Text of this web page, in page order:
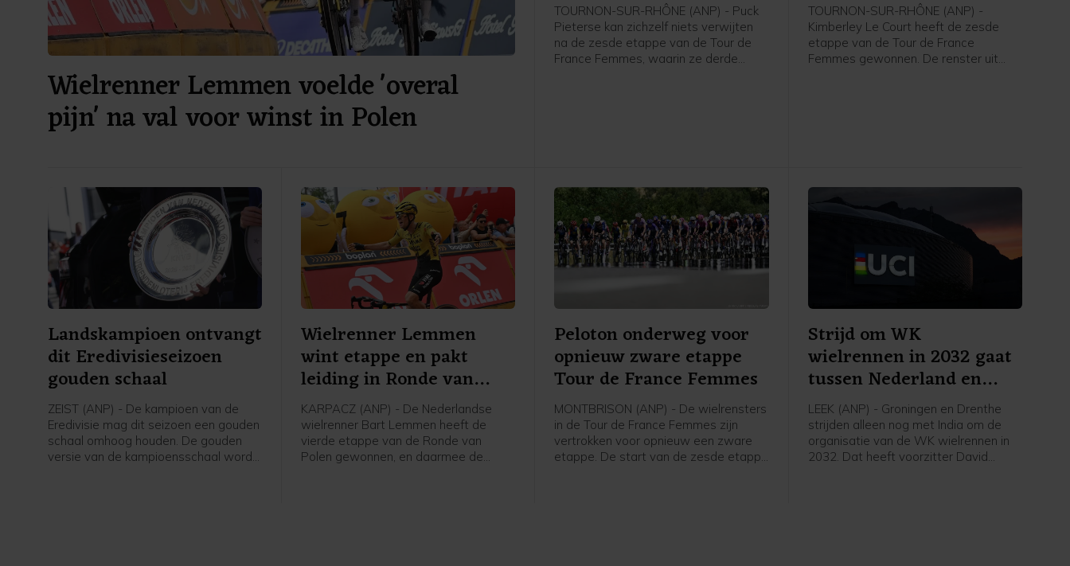
Wielrenner Lemmen voelde 'overal
pijn' na val voor winst in Polen
TOURNON-SUR-RHÔNE (ANP) - Puck
Pieterse kan zichzelf niets verwijten
na de zesde etappe van de Tour de
France Femmes, waarin ze derde
TOURNON-SUR-RHÔNE (ANP) -
Kimberley Le Court heeft de zesde
etappe van de Tour de France
Femmes gewonnen. De renster uit
Landskampioen ontvangt
dit Eredivisieseizoen
gouden schaal
ZEIST (ANP) - De kampioen van de
Eredivisie mag dit seizoen een gouden
schaal omhoog houden. De gouden
versie van de kampioensschaal wordt
Wielrenner Lemmen
wint etappe en pakt
leiding in Ronde van
Polen
KARPACZ (ANP) - De Nederlandse
wielrenner Bart Lemmen heeft de
vierde etappe van de Ronde van
Polen gewonnen, en daarmee de
Peloton onderweg voor
opnieuw zware etappe
Tour de France Femmes
MONTBRISON (ANP) - De wielrensters
in de Tour de France Femmes zijn
vertrokken voor opnieuw een zware
etappe. De start van de zesde etappe
Strijd om WK
wielrennen in 2032 gaat
tussen Nederland en
India
LEEK (ANP) - Groningen en Drenthe
strijden alleen nog met India om de
organisatie van de WK wielrennen in
2032. Dat heeft voorzitter David